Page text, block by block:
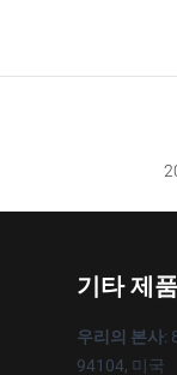
기타 제품
우리의 본사:
94104, 미국